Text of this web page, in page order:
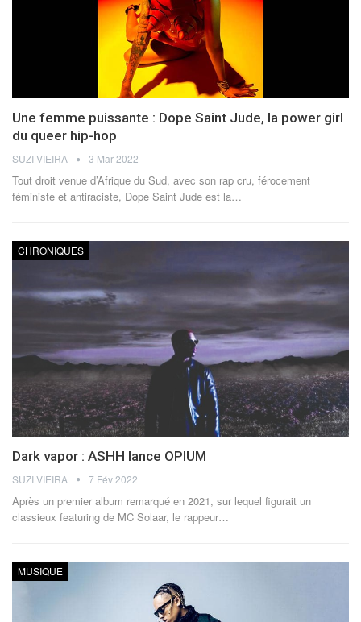
Une femme puissante : Dope Saint Jude, la power girl
du queer hip-hop
SUZI VIEIRA 3 Mar 2022
Tout droit venue d’Afrique du Sud, avec son rap cru, férocement
féministe et antiraciste, Dope Saint Jude est la…
CHRONIQUES
Dark vapor : ASHH lance OPIUM
SUZI VIEIRA 7 Fév 2022
Après un premier album remarqué en 2021, sur lequel figurait un
classieux featuring de MC Solaar, le rappeur…
MUSIQUE